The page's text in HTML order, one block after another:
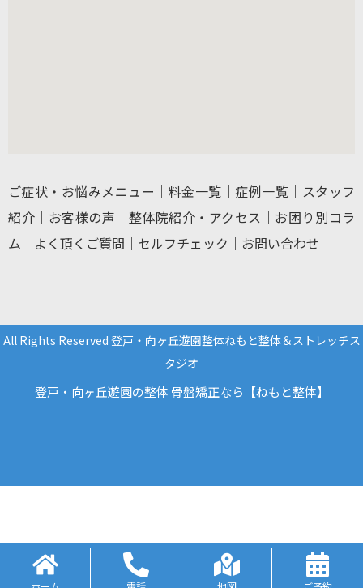
ご症状・お悩みメニュー ｜ 料金一覧 ｜症例一覧 ｜ スタッフ
紹介 ｜ お客様の声 ｜ 整体院紹介・アクセス ｜ お困り別コラ
ム ｜ よく頂くご質問 ｜ セルフチェック ｜ お問い合わせ
All Rights Reserved 登戸・向ヶ丘遊園整体ねもと整体＆ストレッチス
タジオ
登戸・向ヶ丘遊園の整体 骨盤矯正なら【ねもと整体】